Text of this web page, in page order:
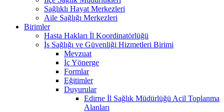
Sağlıklı Hayat Merkezleri
Aile Sağlığı Merkezleri
Birimler
Hasta Hakları İl Koordinatörlüğü
İş Sağlığı ve Güvenliği Hizmetleri Birimi
Mevzuat
İç Yönerge
Formlar
Eğitimler
Duyurular
Edirne İl Sağlık Müdürlüğü Acil Toplanma
Alanları